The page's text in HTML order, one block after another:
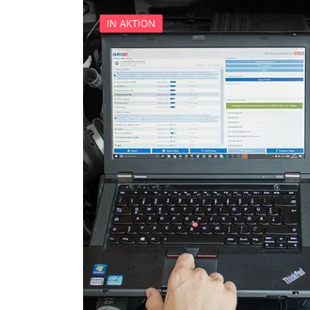
Elektronisches Wählhebel-
Fahrdynamik-Sitz vorne
Fahrdynamik-Sitz vorne
Feststellbremse (EPB / SBC)
Gateway
Getriebesteuerung
Heckklappe
Hintere Bedieneinheit
Informationsanzeige
Klimaanlage
Kombiinstrument
Kraftstoffpumpe
Lenksäuleneinheit
Lichtsteuerung
Lichtsteuerung links
Lichtsteuerung rechts
IN AKTION